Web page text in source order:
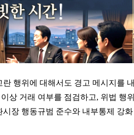
행위에 대해서도 경고 메시지를 내
상 거래 여부를 점검하고, 위법 행위
장 행동규범 준수와 내부통제 강화